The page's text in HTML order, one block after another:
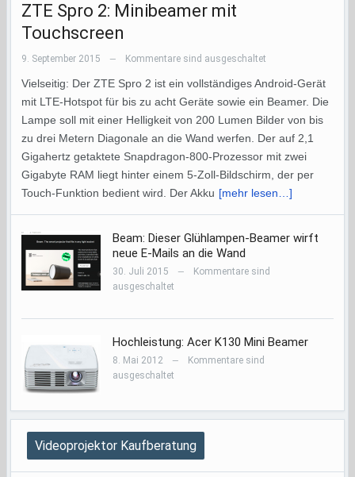
ZTE Spro 2: Minibeamer mit
Touchscreen
9. September 2015 — Kommentare sind ausgeschaltet
Vielseitig: Der ZTE Spro 2 ist ein vollständiges Android-Gerät
mit LTE-Hotspot für bis zu acht Geräte sowie ein Beamer. Die
Lampe soll mit einer Helligkeit von 200 Lumen Bilder von bis
zu drei Metern Diagonale an die Wand werfen. Der auf 2,1
Gigahertz getaktete Snapdragon-800-Prozessor mit zwei
Gigabyte RAM liegt hinter einem 5-Zoll-Bildschirm, der per
Touch-Funktion bedient wird. Der Akku [mehr lesen…]
Beam: Dieser Glühlampen-Beamer wirft
neue E-Mails an die Wand
30. Juli 2015 —
Kommentare sind
ausgeschaltet
Hochleistung: Acer K130 Mini Beamer
8. Mai 2012 —
Kommentare sind
ausgeschaltet
Videoprojektor Kaufberatung